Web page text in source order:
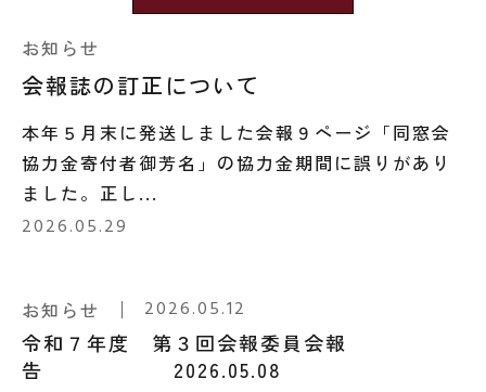
お知らせ
会報誌の訂正について
本年５月末に発送しました会報９ページ「同窓会
協力金寄付者御芳名」の協力金期間に誤りがあり
ました。正し...
2026.05.29
お知らせ
2026.05.12
令和７年度 第３回会報委員会報
告 2026.05.08